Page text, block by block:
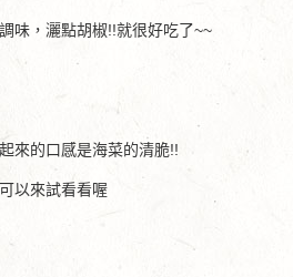
味，灑點胡椒!!就很好吃了~~
來的口感是海菜的清脆!!
以來試看看喔